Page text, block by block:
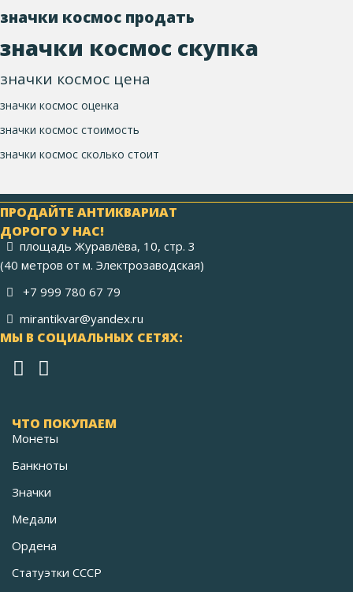
значки космос продать
значки космос скупка
значки космос цена
значки космос оценка
значки космос стоимость
значки космос сколько стоит
ПРОДАЙТЕ АНТИКВАРИАТ
ДОРОГО У НАС!
площадь Журавлёва, 10, стр. 3
(40 метров от м. Электрозаводская)
+7 999 780 67 79
mirantikvar@yandex.ru
МЫ В СОЦИАЛЬНЫХ СЕТЯХ:
ЧТО ПОКУПАЕМ
Монеты
Банкноты
Значки
Медали
Ордена
Статуэтки СССР